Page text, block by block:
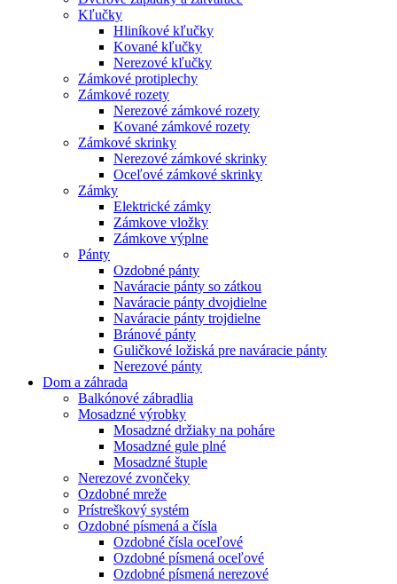
Kľučky
Hliníkové kľučky
Kované kľučky
Nerezové kľučky
Zámkové protiplechy
Zámkové rozety
Nerezové zámkové rozety
Kované zámkové rozety
Zámkové skrinky
Nerezové zámkové skrinky
Oceľové zámkové skrinky
Zámky
Elektrické zámky
Zámkove vložky
Zámkove výplne
Pánty
Ozdobné pánty
Naváracie pánty so zátkou
Naváracie pánty dvojdielne
Naváracie pánty trojdielne
Bránové pánty
Guličkové ložiská pre naváracie pánty
Nerezové pánty
Dom a záhrada
Balkónové zábradlia
Mosadzné výrobky
Mosadzné držiaky na poháre
Mosadzné gule plné
Mosadzné štuple
Nerezové zvončeky
Ozdobné mreže
Prístreškový systém
Ozdobné písmená a čísla
Ozdobné čísla oceľové
Ozdobné písmená oceľové
Ozdobné písmená nerezové